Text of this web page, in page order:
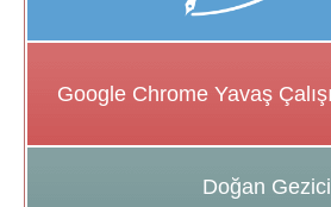
Doğan Gezici